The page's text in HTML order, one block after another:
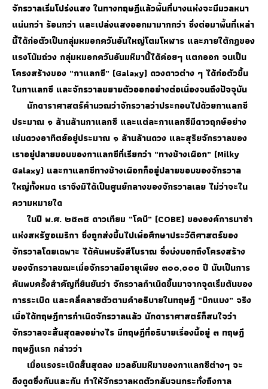
จักรวาลเริ่มโปร่งแสง ในทางทฤษฎีแล้วพื้นที่บางแห่งจะมีมวลหนา
แน่นกว่า ร้อนกว่า และเปล่งแสงออกมามากกว่า ซึ่งต่อมาพื้นที่เหล่า
นี้ได้ก่อตัวเป็นกลุ่มหมอกควันอันใหญ่โตมโหฬาร และภายใต้กฎของ
แรงโน้มถ่วง กลุ่มหมอกควันอันมหึมานี้ได้ค่อยๆ แตกออก จนเป็น
โครงสร้างของ “กาแลกซี” (Galaxy) ดวงดาวต่าง ๆ ได้ก่อตัวขึ้น
ในกาแลกซี และจักรวาลขยายตัวออกอย่างต่อเนื่องจนถึงปัจจุบัน
นักดาราศาสตร์คำนวณว่าจักรวาลว่าประกอบไปด้วยกาแลกซี
ประมาณ ๑ ล้านล้านกาแลกซี และแต่ละกาแลกซีมีดาวฤกษ์อย่าง
เช่นดวงอาทิตย์อยู่ประมาณ ๑ ล้านล้านดวง และสุริยจักรวาลของ
เราอยู่ปลายขอบของกาแลกซีที่เรียกว่า “ทางช้างเผือก” (Milky
Galaxy) และกาแลกซีทางช้างเผือกก็อยู่ปลายขอบของจักรวาล
ใหญ่ทั้งหมด เราจึงมิได้เป็นศูนย์กลางของจักรวาลเลย ไม่ว่าจะใน
ความหมายใด
ในปี พ.ศ. ๒๕๓๕ ดาวเทียม “โคบี” (COBE) ขององค์การนาซ่า
แห่งสหรัฐอเมริกา ซึ่งถูกส่งขึ้นไปเพื่อศึกษาประวัติศาสตร์ของ
จักรวาลโดยเฉพาะ ได้ค้นพบรังสีโบราณ ซึ่งบ่งบอกถึงโครงสร้าง
ของจักรวาลขณะเมื่อจักรวาลมีอายุเพียง ๓๐๐,๐๐๐ ปี นับเป็นการ
ค้นพบครั้งสำคัญที่ยืนยันว่า จักรวาลกำเนิดขึ้นมาจากจุดเริ่มต้นของ
การระเบิด และคลี่คลายตัวตามคำอธิบายในทฤษฎี “บิกแบง” จริง
เมื่อได้ทฤษฎีการกำเนิดจักรวาลแล้ว นักดาราศาสตร์ก็สนใจว่า
จักรวาลจะสิ้นสุดลงอย่างไร มีทฤษฎีที่อธิบายเรื่องนี้อยู่ ๓ ทฤษฎี
ทฤษฎีแรก กล่าวว่า
เมื่อแรงระเบิดสิ้นสุดลง มวลอันมหึมาของกาแลกซีต่างๆ จะ
ดึงดูดซึ่งกันและกัน ทำให้จักรวาลหดตัวกลับจนกระทั่งถึงกาล